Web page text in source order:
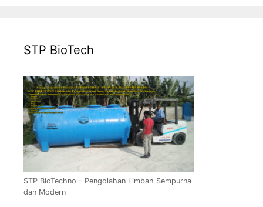
STP BioTech
STP BioTechno - Pengolahan Limbah Sempurna
dan Modern